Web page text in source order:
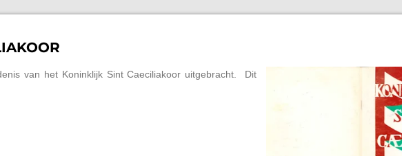
van het Koninklijk Sint Caeciliakoor uitgebracht. Dit